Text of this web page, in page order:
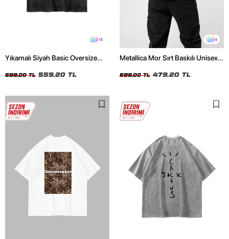
14
Yıkamalı Siyah Basic Oversize
699,00 TL 559,20 TL
4
Metallica Mor Sırt Baskılı Unisex
599,00 TL 479,20 TL